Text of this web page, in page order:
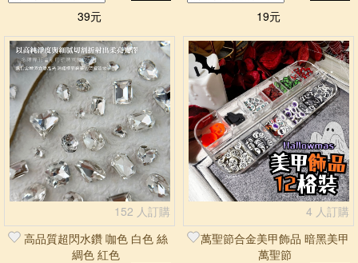
39元
19元
152 人訂購
高品質超閃水鑽 咖色 白色 絲
綢色 紅色
4 人訂購
萬聖節合金美甲飾品 暗黑美甲
萬聖節